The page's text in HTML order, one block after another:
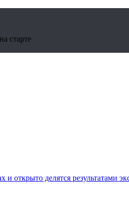
старте
открыто делятся результатами